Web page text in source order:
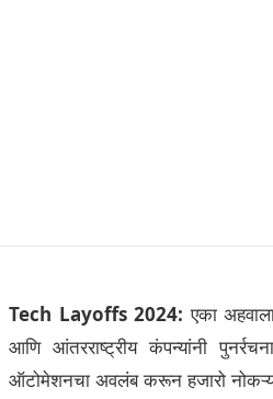
Tech Layoffs 2024: एका
आणि आंतरराष्ट्रीय कंपन्यांनी
ऑटोमेशनचा अवलंब करून हजारो